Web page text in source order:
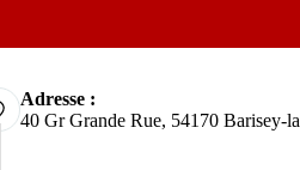
Adresse :
40 Gr Grande Rue, 54170 Barisey-